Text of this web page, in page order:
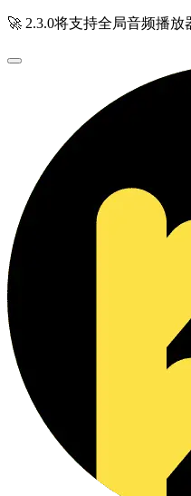
🚀 2.3.0将支持全局音频播